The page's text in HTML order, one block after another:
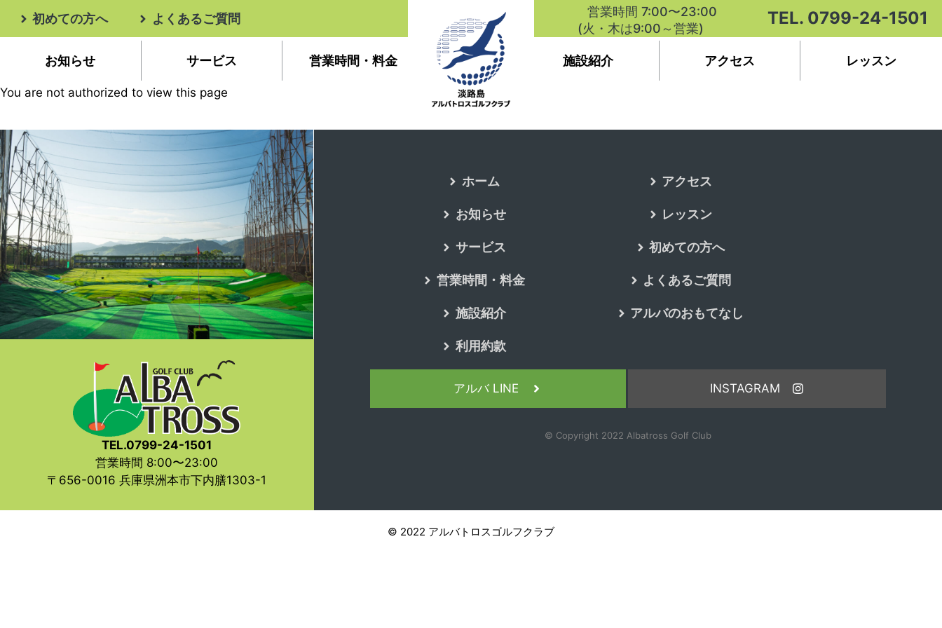
初めての方へ よくあるご質問
営業時間 7:00〜23:00
(火・木は9:00～営業)
TEL. 0799-24-1501
お知らせ サービス 営業時間・料金 施設紹介 アクセス レッスン
コ
テ
ン
ツ
へ
ス
キ
ッ
プ
You are not authorized to view this page
TEL.0799-24-1501
営業時間 8:00〜23:00
〒656-0016 兵庫県洲本市下内膳1303-1
ホーム
お知らせ
サービス
営業時間・料金
施設紹介
利用約款
アクセス
レッスン
初めての方へ
よくあるご質問
アルバのおもてなし
アルバ LINE INSTAGRAM
© Copyright 2022 Albatross Golf Club
© 2022 アルバトロスゴルフクラブ